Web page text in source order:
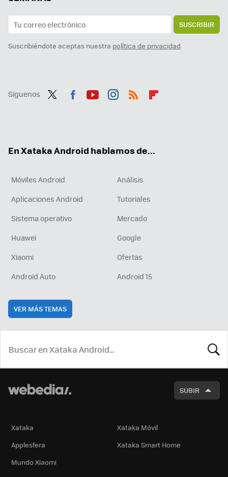
SUSCRIBIR
Suscribiéndote aceptas nuestra política de privacidad
Síguenos
En Xataka Android hablamos de...
Móviles Android
Análisis
Aplicaciones Android
Tutoriales
Sistema operativo
Mercado
Huawei
Google
Xiaomi
Ofertas
Android Auto
Android 15
VER MÁS TEMAS
SUBIR
Xataka
Xataka Móvil
Applesfera
Xataka Smart Home
Mundo Xiaomi